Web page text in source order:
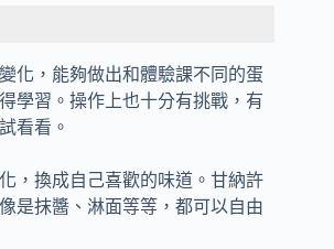
化，能夠做出和體驗課不同的蛋
學習。操作上也十分有挑戰，有
看看。
，換成自己喜歡的味道。甘納許
是抹醬、淋面等等，都可以自由